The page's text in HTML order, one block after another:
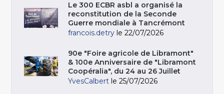
Le 300 ECBR asbl a organisé la
reconstitution de la Seconde
Guerre mondiale à Tancrémont
francois.detry le 22/07/2026
90e "Foire agricole de Libramont"
& 100e Anniversaire de "Libramont
Coopéralia", du 24 au 26 Juillet
YvesCalbert le 25/07/2026